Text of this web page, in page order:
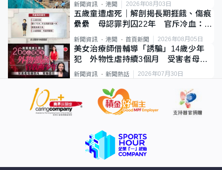
新聞資訊 港聞 2026年08月03日
五歲童遭虐死｜解剖揭長期捱餓、傷痕
纍纍 母認罪判囚22年 官斥冷血：同
類案最惡劣
新聞資訊 港聞 首頁新聞 2026年08月05日
美女治療師借輔導「誘騙」14歲少年
犯 外物性虐持續3個月 受害者母：
要保護其他人
新聞資訊 新聞熱話 2026年07月30日